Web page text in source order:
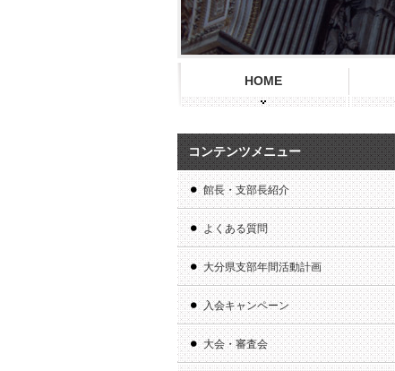
HOME
コンテンツメニュー
館長・支部長紹介
よくある質問
大分県支部年間活動計画
入会キャンペーン
大会・審査会